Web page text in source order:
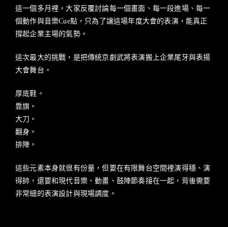
這一個多月裡，大家反覆討論每一個畫面、每一段進場、每一
個動作與音樂Cue點，只為了讓這場年度大會的表演，能真正
撐起企業主場的氣勢。
這次最大的挑戰，是把傳統京劇武將表演搬上企業尾牙與表揚
大會舞台。
厚底鞋。
靠旗。
大刀。
翻身。
排陣。
這些元素本身就很有份量，但要在有限舞台空間裡演得穩、演
得帥，還要和現代音樂、動畫、鼓陣節奏接在一起，背後需要
非常細的表演設計與現場調度。